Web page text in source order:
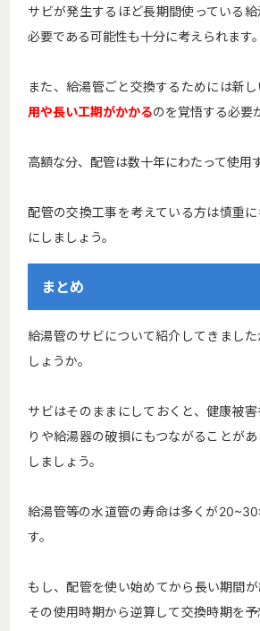
サビが発生するほど長期間使っている
必要である可能性も十分に考えられます。
また、給湯管ごと交換するためには新し
用や長い工期がかかるのを覚悟する必要
高額な分、配管は数十年にわたって使用
配管の交換工事を考えている方は慎重
にしましょう。
まとめ
給湯管のサビについて紹介してきまし
しょうか。
サビはそのままにしておくと、健康被
りや給湯器の破損にもつながることが
しましょう。
給湯管等の水道管の寿命は多くが
す。
もし、配管を使い始めてから長い期間が
その使用時期から逆算して交換時期を